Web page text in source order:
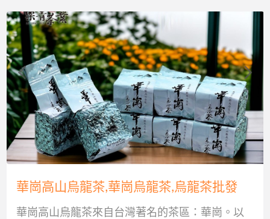
華
崗
高
山
烏
茶,華崗高山烏龍茶,華崗烏龍茶,烏龍茶批發
華崗高山烏龍茶來自台灣著名的茶區：華崗。以
荖
葉
手
工
皂
荖葉手工皂
皂籽瓏工坊以荖葉製作成荖葉手工皂，屬於皂淨
樂
菁
慈
恩
製
廠-樂菁慈恩製茶廠-高山茶批發
夏天就是要做 #紅茶 高山，無毒，有機，蜜香，自
樂
菁
慈
恩
製
廠-樂菁慈恩製茶廠-高山茶批發
#2018春茶上市了 大家久等了歡迎來店試喝.... #台
頂
級
梨
山
系
頂級梨山系秋茶 到貨歡迎批發零售
#頂級梨山系秋茶 到貨歡迎批發零售 #大禹嶺 #福
専
業
臺
灣
高
専業臺灣高山茶批發
（1）沒有試喝，怕品質踩到地雷。試喝完了，結